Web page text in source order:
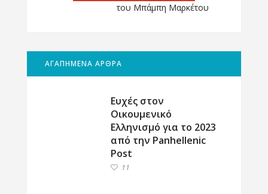
του Μπάμπη Μαρκέτου
ΑΓΑΠΗΜΕΝΑ ΑΡΘΡΑ
Ευχές στον
Οικουμενικό
Ελληνισμό για το 2023
από την Panhellenic
Post
11